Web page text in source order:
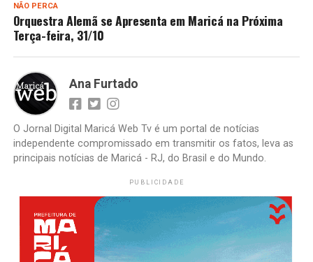
NÃO PERCA
Orquestra Alemã se Apresenta em Maricá na Próxima
Terça-feira, 31/10
Ana Furtado
O Jornal Digital Maricá Web Tv é um portal de notícias
independente compromissado em transmitir os fatos, leva as
principais notícias de Maricá - RJ, do Brasil e do Mundo.
PUBLICIDADE